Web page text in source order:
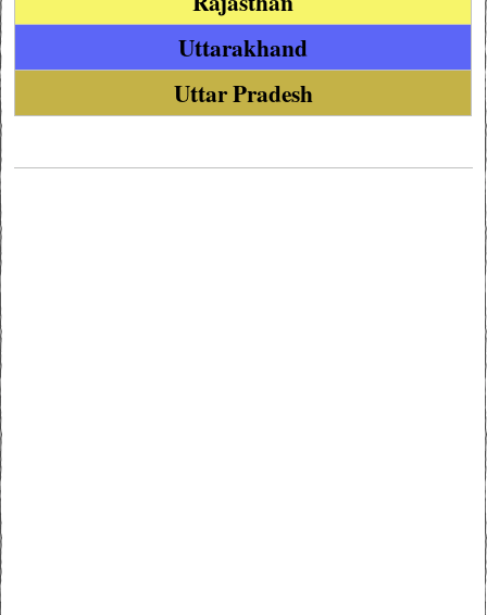
Uttarakhand
Uttar Pradesh